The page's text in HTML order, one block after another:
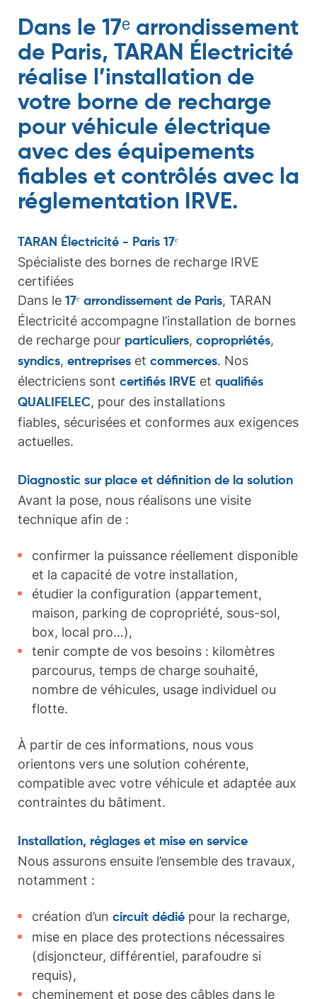
Dans le 17ᵉ arrondissement
de Paris, TARAN Électricité
réalise l’installation de
votre borne de recharge
pour véhicule électrique
avec des équipements
fiables et contrôlés avec la
réglementation IRVE.
TARAN Électricité - Paris 17ᵉ
Spécialiste des bornes de recharge IRVE
certifiées
Dans le 17ᵉ arrondissement de Paris, TARAN
Électricité accompagne l’installation de bornes
de recharge pour particuliers, copropriétés,
syndics, entreprises et commerces. Nos
électriciens sont certifiés IRVE et qualifiés
QUALIFELEC, pour des installations
fiables, sécurisées et conformes aux exigences
actuelles.
Diagnostic sur place et définition de la solution
Avant la pose, nous réalisons une visite
technique afin de :
confirmer la puissance réellement disponible
et la capacité de votre installation,
étudier la configuration (appartement,
maison, parking de copropriété, sous-sol,
box, local pro…),
tenir compte de vos besoins : kilomètres
parcourus, temps de charge souhaité,
nombre de véhicules, usage individuel ou
flotte.
À partir de ces informations, nous vous
orientons vers une solution cohérente,
compatible avec votre véhicule et adaptée aux
contraintes du bâtiment.
Installation, réglages et mise en service
Nous assurons ensuite l’ensemble des travaux,
notamment :
création d’un circuit dédié pour la recharge,
mise en place des protections nécessaires
(disjoncteur, différentiel, parafoudre si
requis),
cheminement et pose des câbles dans le